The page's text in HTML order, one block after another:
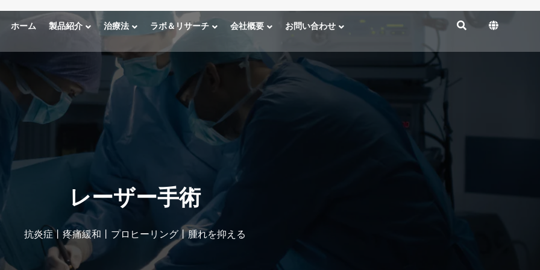
ホーム 製品紹介 治療法 ラボ＆リサーチ 会社概要 お問い合わせ
レーザー手術
抗炎症丨疼痛緩和丨プロヒーリング丨腫れを抑える